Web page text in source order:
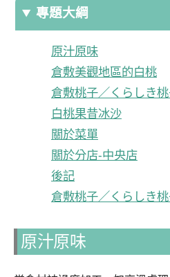
專題大綱
原汁原味
倉敷美觀地區的白桃
倉敷桃子／くらしき
白桃果昔冰沙
關於菜單
關於分店-中央店
後記
倉敷桃子／くらしき
原汁原味